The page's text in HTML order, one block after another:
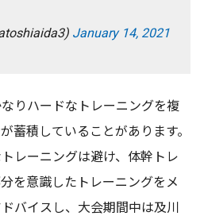
January 14, 2021
りハードなトレーニングを複
蓄積していることがあります。
レーニングは避け、体幹トレ
を意識したトレーニングをメ
バイスし、大会期間中は及川